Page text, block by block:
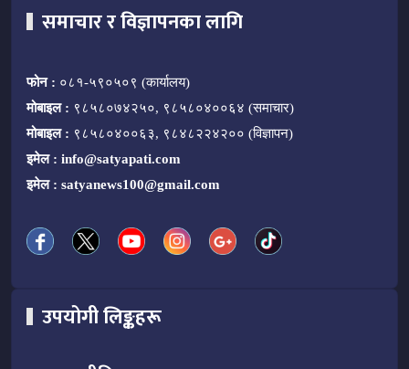
समाचार र विज्ञापनका लागि
फोन : ०८१-५९०५०९ (कार्यालय)
मोबाइल : ९८५८०७४२५०, ९८५८०४००६४ (समाचार)
मोबाइल : ९८५८०४००६३, ९८४८२२४२०० (विज्ञापन)
इमेल : info@satyapati.com
इमेल : satyanews100@gmail.com
उपयोगी लिङ्कहरू